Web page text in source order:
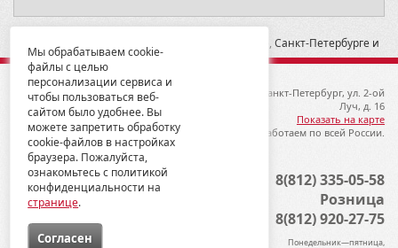
* -- Рекомендованная розничная цена в Москве, Санкт-Петербурге и
Екатеринбурге
© 2012-2026 ГК Металлопродукция
192019, Санкт-Петербург, ул. 2-ой
Луч, д. 16
Показать на карте
Мы работаем по всей России.
8(812) 335-05-58
Розница
8(812) 920-27-75
Понедельник—пятница,
Мы обрабатываем cookie-
файлы с целью
персонализации сервиса и
чтобы пользоваться веб-
сайтом было удобнее. Вы
можете запретить обработку
cookie-файлов в настройках
браузера. Пожалуйста,
ознакомьтесь с политикой
конфиденциальности на
странице.
Cогласен